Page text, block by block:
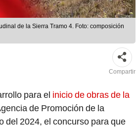
de la Sierra Tramo 4. Foto: composición
Compartir
para el inicio de obras de la
de Promoción de la
del 2024, el concurso para que